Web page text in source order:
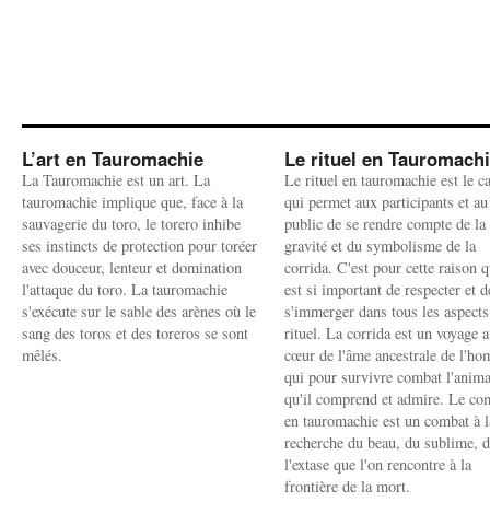
L’art en Tauromachie
La Tauromachie est un art. La
tauromachie implique que, face à la
sauvagerie du toro, le torero inhibe
ses instincts de protection pour toréer
avec douceur, lenteur et domination
l'attaque du toro. La tauromachie
s'exécute sur le sable des arènes où le
sang des toros et des toreros se sont
mêlés.
Le rituel en
Le rituel en tauromachie est le
qui permet aux participants et au
public de se rendre compte de la
gravité et du symbolisme de la
corrida. C'est pour cette raison
est si important de respecter et
s'immerger dans tous les
rituel. La corrida est un voyage
cœur de l'âme ancestrale de
qui pour survivre combat
qu'il comprend et admire. Le
en tauromachie est un combat à
recherche du beau, du sublime,
l'extase que l'on rencontre à la
frontière de la mort.